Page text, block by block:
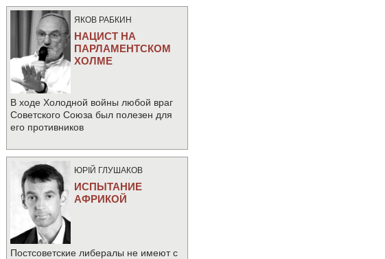
ЯКОВ РАБКИН
НАЦИСТ НА
ПАРЛАМЕНТСКОМ
ХОЛМЕ
В ходе Холодной войны любой враг
Советского Союза был полезен для
его противников
ЮРIЙ ГЛУШАКОВ
ИСПЫТАНИЕ
АФРИКОЙ
Постсоветские либералы не имеют с